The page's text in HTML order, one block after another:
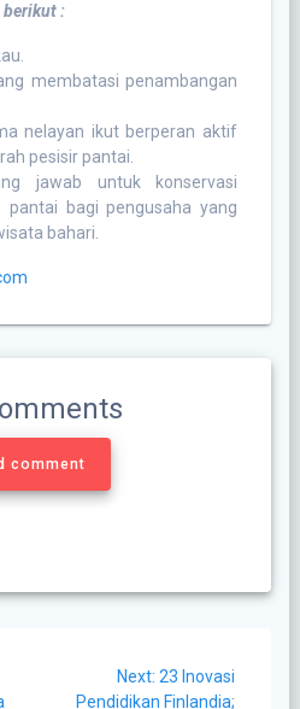
berikut :
membatasi penambangan
nelayan ikut berperan aktif
pesisir pantai.
jawab untuk konservasi
pantai bagi pengusaha yang
bahari.
comment
Next: Next
post:
23 Inovasi
Pendidikan Finlandia;